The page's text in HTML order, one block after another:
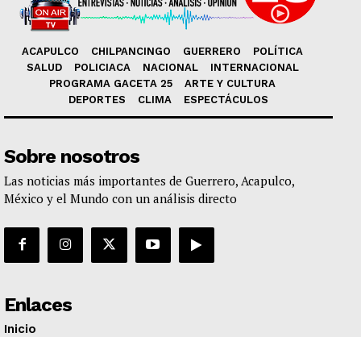
ACAPULCO CHILPANCINGO GUERRERO
POLÍTICA
SALUD
POLICIACA NACIONAL
INTERNACIONAL
PROGRAMA GACETA 25
ARTE Y CULTURA
DEPORTES
CLIMA ESPECTÁCULOS
Sobre nosotros
Las noticias más importantes de Guerrero, Acapulco,
México y el Mundo con un análisis directo
Enlaces
Inicio